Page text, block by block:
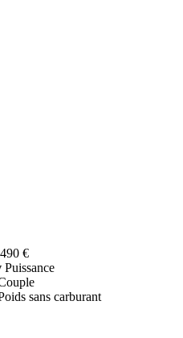
€
Puissance
sans carburant